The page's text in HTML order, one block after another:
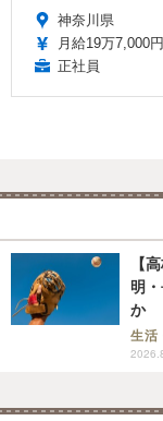
神奈川県
月給19万7,000円
正社員
【
明
か
生活